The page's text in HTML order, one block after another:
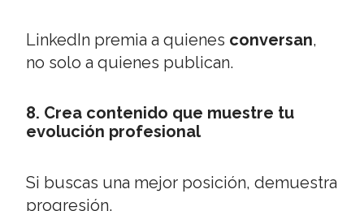
LinkedIn premia a quienes conversan,
no solo a quienes publican.
8. Crea contenido que muestre tu
evolución profesional
Si buscas una mejor posición, demuestra
progresión.